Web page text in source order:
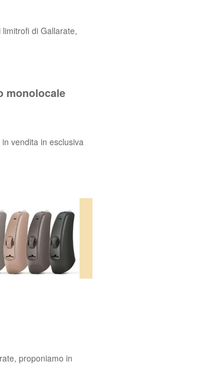
di Gallarate,
monolocale
vendita in esclusiva
proponiamo in